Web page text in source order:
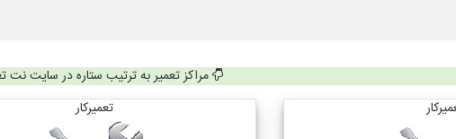
مراکز تعمیر به ترتیب ستاره در سایت نت
تعمیرکار